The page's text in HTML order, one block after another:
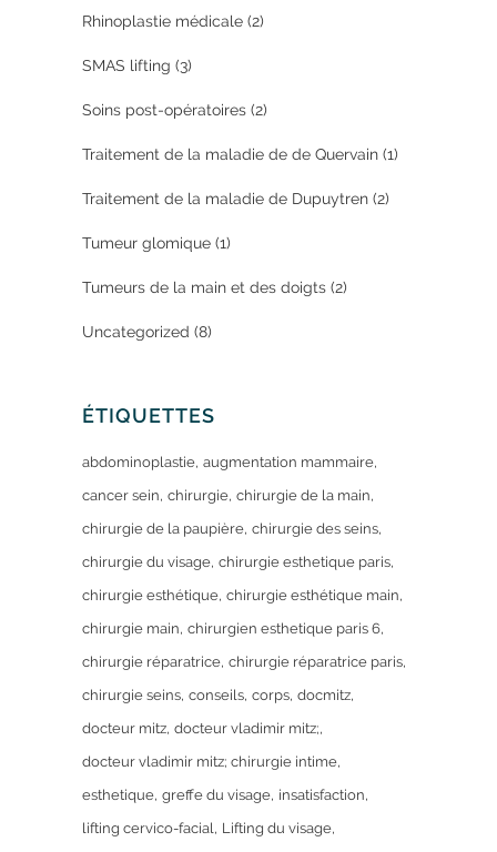
Rhinoplastie médicale (2)
SMAS lifting (3)
Soins post-opératoires (2)
Traitement de la maladie de de Quervain (1)
Traitement de la maladie de Dupuytren (2)
Tumeur glomique (1)
Tumeurs de la main et des doigts (2)
Uncategorized (8)
ÉTIQUETTES
abdominoplastie augmentation mammaire
cancer sein chirurgie chirurgie de la main
chirurgie de la paupière chirurgie des seins
chirurgie du visage chirurgie esthetique paris
chirurgie esthétique chirurgie esthétique main
chirurgie main chirurgien esthetique paris 6
chirurgie réparatrice chirurgie réparatrice paris
chirurgie seins conseils corps docmitz
docteur mitz docteur vladimir mitz;
docteur vladimir mitz; chirurgie intime
esthetique greffe du visage insatisfaction
lifting cervico-facial Lifting du visage